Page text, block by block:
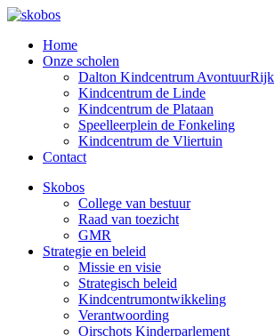
Home
Onze scholen
Dalton Kindcentrum AvontuurRijk
Kindcentrum de Linde
Kindcentrum de Plataan
Speelleerplein de Fonkeling
Kindcentrum de Vliertuin
Contact
Skobos
College van bestuur
Raad van toezicht
GMR
Strategie en beleid
Missie en visie
Strategisch beleid
Kindcentrumontwikkeling
Verantwoording
Oirschots Kinderparlement